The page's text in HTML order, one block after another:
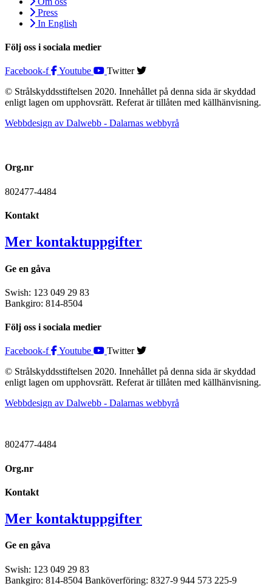
Press
In English
Följ oss i sociala medier
Facebook-f Youtube
Twitter
© Strålskyddsstiftelsen 2020. Innehållet på denna sida är skyddad
enligt lagen om upphovsrätt. Referat är tillåten med källhänvisning.
Webbdesign av Dalwebb - Dalarnas webbyrå
Org.nr
802477-4484
Kontakt
Mer kontaktuppgifter
Ge en gåva
Swish: 123 049 29 83
Bankgiro: 814-8504
Följ oss i sociala medier
Facebook-f Youtube
Twitter
© Strålskyddsstiftelsen 2020. Innehållet på denna sida är skyddad
enligt lagen om upphovsrätt. Referat är tillåten med källhänvisning.
Webbdesign av Dalwebb - Dalarnas webbyrå
802477-4484
Org.nr
Kontakt
Mer kontaktuppgifter
Ge en gåva
Swish: 123 049 29 83
Bankgiro: 814-8504 Banköverföring: 8327-9 944 573 225-9